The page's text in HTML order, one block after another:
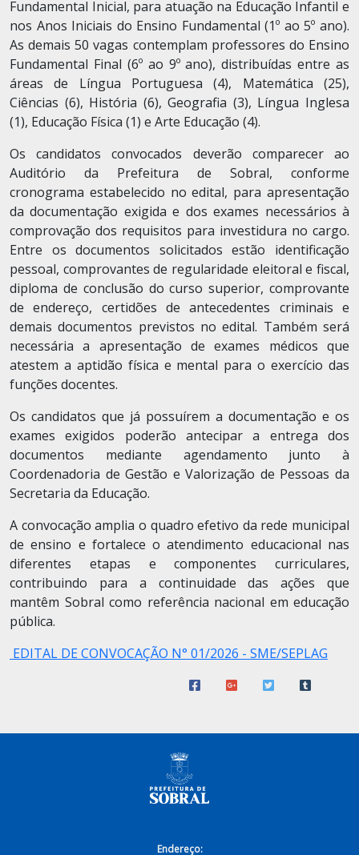
Fundamental Inicial, para atuação na Educação Infantil e
nos Anos Iniciais do Ensino Fundamental (1º ao 5º ano).
As demais 50 vagas contemplam professores do Ensino
Fundamental Final (6º ao 9º ano), distribuídas entre as
áreas de Língua Portuguesa (4), Matemática (25),
Ciências (6), História (6), Geografia (3), Língua Inglesa
(1), Educação Física (1) e Arte Educação (4).
Os candidatos convocados deverão comparecer ao
Auditório da Prefeitura de Sobral, conforme
cronograma estabelecido no edital, para apresentação
da documentação exigida e dos exames necessários à
comprovação dos requisitos para investidura no cargo.
Entre os documentos solicitados estão identificação
pessoal, comprovantes de regularidade eleitoral e fiscal,
diploma de conclusão do curso superior, comprovante
de endereço, certidões de antecedentes criminais e
demais documentos previstos no edital. Também será
necessária a apresentação de exames médicos que
atestem a aptidão física e mental para o exercício das
funções docentes.
Os candidatos que já possuírem a documentação e os
exames exigidos poderão antecipar a entrega dos
documentos mediante agendamento junto à
Coordenadoria de Gestão e Valorização de Pessoas da
Secretaria da Educação.
A convocação amplia o quadro efetivo da rede municipal
de ensino e fortalece o atendimento educacional nas
diferentes etapas e componentes curriculares,
contribuindo para a continuidade das ações que
mantêm Sobral como referência nacional em educação
pública.
EDITAL DE CONVOCAÇÃO N° 01/2026 - SME/SEPLAG
Endereço: